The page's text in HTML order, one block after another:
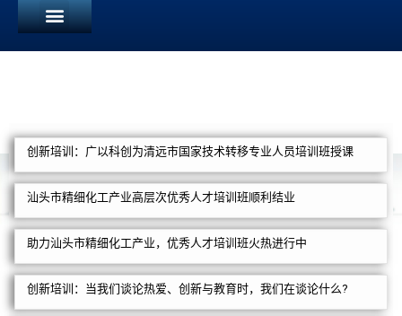
创新培训：广以科创为清远市国家技术转移专业人员培训班授课
汕头市精细化工产业高层次优秀人才培训班顺利结业
助力汕头市精细化工产业，优秀人才培训班火热进行中
创新培训：当我们谈论热爱、创新与教育时，我们在谈论什么?